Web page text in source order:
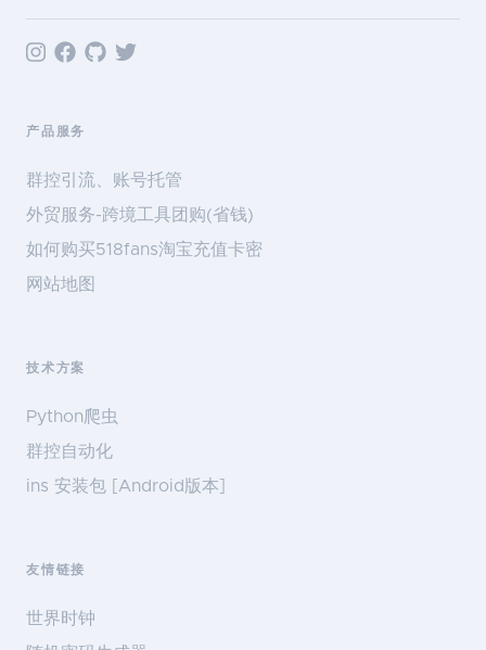
产品服务
群控引流、账号托管
外贸服务-跨境工具团购(省钱)
如何购买518fans淘宝充值卡密
网站地图
技术方案
Python爬虫
群控自动化
ins 安装包 [Android版本]
友情链接
世界时钟